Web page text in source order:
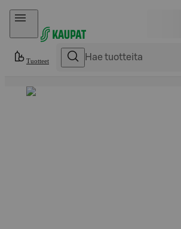
Hyppää sisältöön
Tuotteet